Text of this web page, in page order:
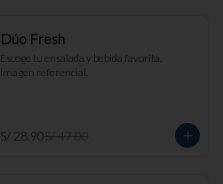
Dúo Fresh
Escoge tu ensalada y bebida favorita.
Imagen referencial.
S/ 28.90S/ 47.00